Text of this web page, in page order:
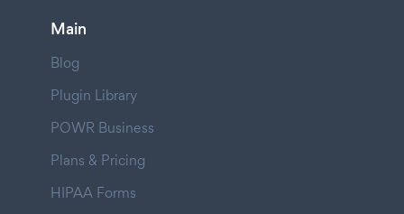
Main
Blog
Plugin Library
POWR Business
Plans & Pricing
HIPAA Forms